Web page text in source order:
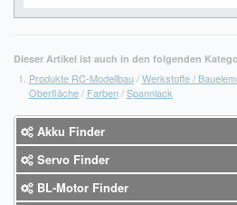
Dieser Artikel ist auch in den folgenden
Produkte RC-Modellbau/Werkstoffe /
Oberfläche/ Farben/Spannlack
Akku Finder
Servo Finder
BL-Motor Finder